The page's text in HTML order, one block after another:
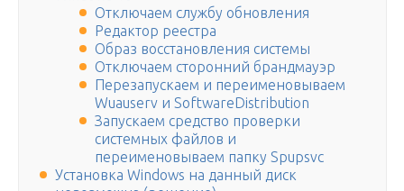
Отключаем службу обновления
Редактор реестра
Образ восстановления системы
Отключаем сторонний брандмауэр
Перезапускаем и переименовываем
Wuauserv и SoftwareDistribution
Запускаем средство проверки
системных файлов и
переименовываем папку Spupsvc
Установка Windows на данный диск